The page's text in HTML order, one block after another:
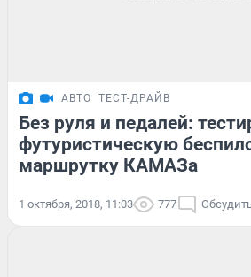
АВТО ТЕСТ-ДРАЙВ
Без руля и педалей:
футуристическую
маршрутку КАМАЗа
1 октября, 2018, 11:03 777